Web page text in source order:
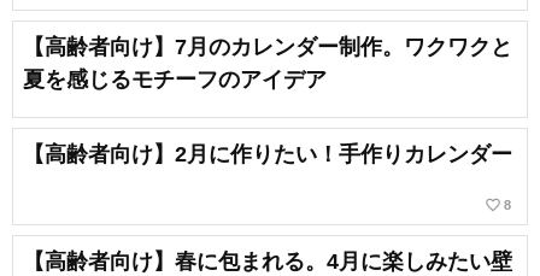
【高齢者向け】7月のカレンダー制作。ワクワクと
夏を感じるモチーフのアイデア
【高齢者向け】2月に作りたい！手作りカレンダー
favorite_border 8
【高齢者向け】春に包まれる。4月に楽しみたい壁